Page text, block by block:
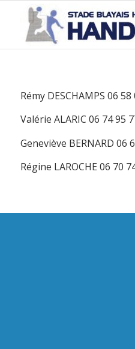
Rémy DESCHAMPS 06 58
Valérie ALARIC 06 74 95
Geneviève BERNARD 06
Régine LAROCHE 06 70